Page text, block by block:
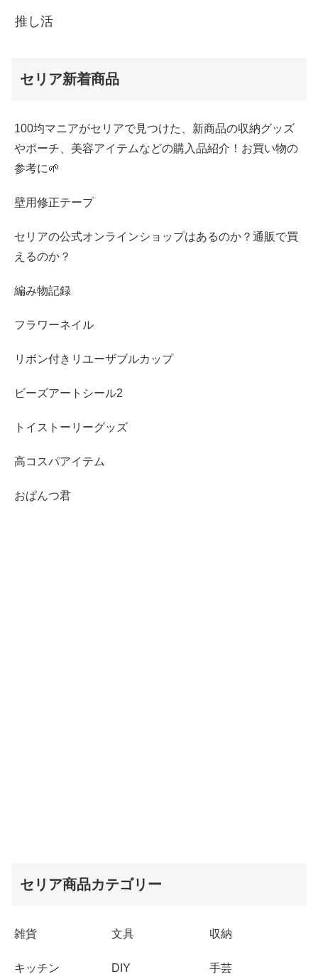
推し活
セリア新着商品
100均マニアがセリアで見つけた、新商品の収納グッズ
やポーチ、美容アイテムなどの購入品紹介！お買い物の
参考に🌱
壁用修正テープ
セリアの公式オンラインショップはあるのか？通販で買
えるのか？
編み物記録
フラワーネイル
リボン付きリユーザブルカップ
ビーズアートシール2
トイストーリーグッズ
高コスパアイテム
おぱんつ君
セリア商品カテゴリー
雑貨 文具 収納
キッチン DIY 手芸